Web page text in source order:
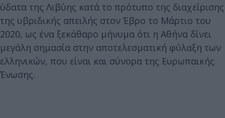
ύδατα της Λιβύης κατά το πρότυπο της διαχείρισης
της υβριδικής απειλής στον Έβρο το Μάρτιο του
2020, ως ένα ξεκάθαρο μήνυμα ότι η Αθήνα δίνει
μεγάλη σημασία στην αποτελεσματική φύλαξη των
ελληνικών, που είναι και σύνορα της Ευρωπαικής
Ένωσης.